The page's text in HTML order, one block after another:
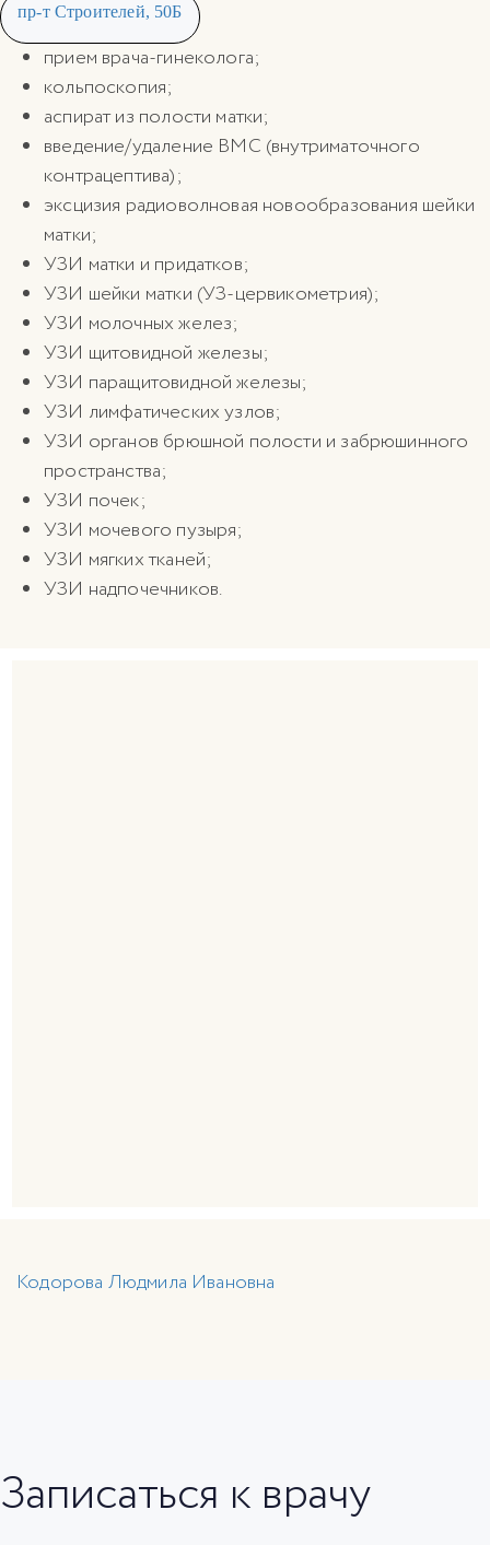
пр-т Строителей, 50Б
прием врача-гинеколога;
кольпоскопия;
аспират из полости матки;
введение/удаление ВМС (внутриматочного
контрацептива);
эксцизия радиоволновая новообразования шейки
матки;
УЗИ матки и придатков;
УЗИ шейки матки (УЗ-цервикометрия);
УЗИ молочных желез;
УЗИ щитовидной железы;
УЗИ паращитовидной железы;
УЗИ лимфатических узлов;
УЗИ органов брюшной полости и забрюшинного
пространства;
УЗИ почек;
УЗИ мочевого пузыря;
УЗИ мягких тканей;
УЗИ надпочечников.
Кодорова Людмила Ивановна
Записаться к врачу